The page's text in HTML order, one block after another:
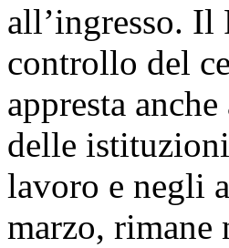
all’ingresso. Il
controllo del
appresta
delle
lavoro e negli
marzo, rimane